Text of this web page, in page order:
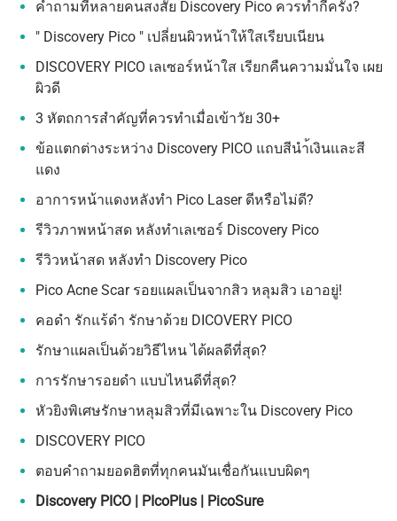
คำถามที่หลายคนสงสัย Discovery Pico ควรทำกี่ครั้ง?
" Discovery Pico " เปลี่ยนผิวหน้าให้ใสเรียบเนียน
DISCOVERY PICO เลเซอร์หน้าใส เรียกคืนความมั่นใจ เผย
ผิวดี
3 หัตถการสำคัญที่ควรทำเมื่อเข้าวัย 30+
ข้อแตกต่างระหว่าง Discovery PICO แถบสีนำ้เงินและสี
แดง
อาการหน้าแดงหลังทำ Pico Laser ดีหรือไม่ดี?
รีวิวภาพหน้าสด หลังทำเลเซอร์ Discovery Pico
รีวิวหน้าสด หลังทำ Discovery Pico
Pico Acne Scar รอยแผลเป็นจากสิว หลุมสิว เอาอยู่!
คอดำ รักแร้ดำ รักษาด้วย DICOVERY PICO
รักษาแผลเป็นด้วยวิธีไหน ได้ผลดีที่สุด?
การรักษารอยดำ แบบไหนดีที่สุด?
หัวยิงพิเศษรักษาหลุมสิวที่มีเฉพาะใน Discovery Pico
DISCOVERY PICO
ตอบคำถามยอดฮิตที่ทุกคนมันเชื่อกันแบบผิดๆ
Discovery PICO | PIcoPlus | PicoSure